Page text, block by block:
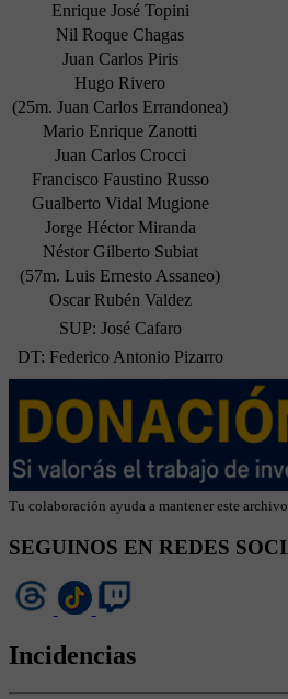
Enrique José Topini
Nil Roque Chagas
Juan Carlos Piris
Hugo Rivero
(25m. Juan Carlos Errandonea)
Mario Enrique Zanotti
Juan Carlos Crocci
Francisco Faustino Russo
Gualberto Vidal Mugione
Jorge Héctor Miranda
Néstor Gilberto Subiat
(57m. Luis Ernesto Assaneo)
Oscar Rubén Valdez
SUP: José Cafaro
DT: Federico Antonio Pizarro
Tu colaboración ayuda a mantener este
SEGUINOS EN REDES
Incidencias